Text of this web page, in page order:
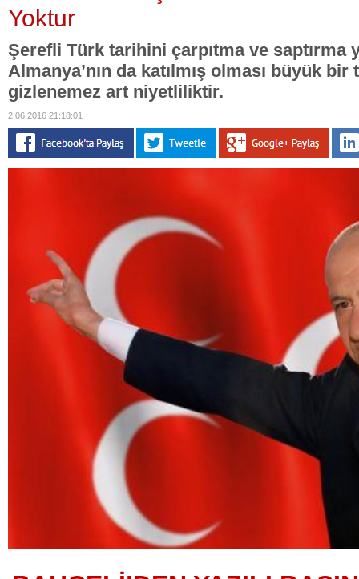
Yoktur
Şerefli Türk tarihini çarpıtma ve saptırma
Almanya’nın da katılmış olması büyük
gizlenemez art niyetliliktir.
2.06.2016 21:18:01